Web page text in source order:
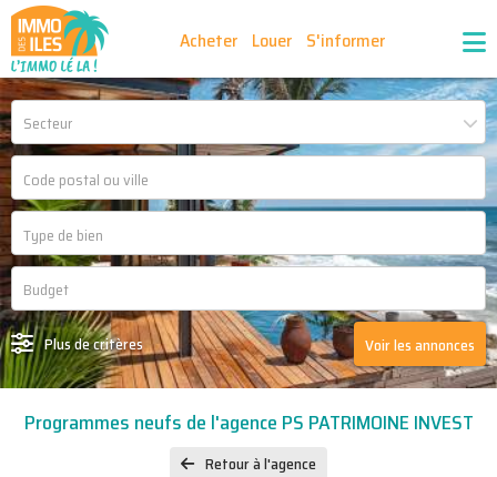
Acheter Louer S'informer
Nos outils Ma sélection d'annonces
Recrutement Partenaires
Secteur
Plus de critères Voir les annonces
Programmes neufs de l'agence PS PATRIMOINE INVEST
Retour à l'agence